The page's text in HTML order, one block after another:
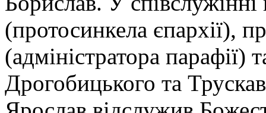
(протосинкела єпархії),
(адміністратора парафії)
Дрогобицького та